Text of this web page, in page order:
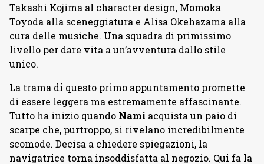
Takashi Kojima al character design, Momoka
Toyoda alla sceneggiatura e Alisa Okehazama alla
cura delle musiche. Una squadra di primissimo
livello per dare vita a un’avventura dallo stile
unico.
La trama di questo primo appuntamento promette
di essere leggera ma estremamente affascinante.
Tutto ha inizio quando Nami acquista un paio di
scarpe che, purtroppo, si rivelano incredibilmente
scomode. Decisa a chiedere spiegazioni, la
navigatrice torna insoddisfatta al negozio. Qui fa la